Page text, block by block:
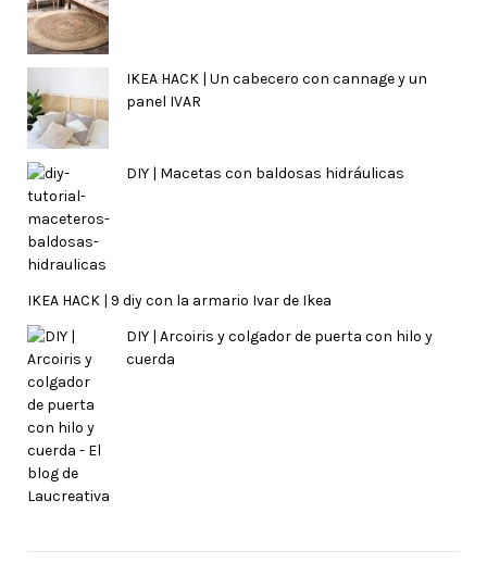
IKEA HACK | Un cabecero con cannage y un
panel IVAR
DIY | Macetas con baldosas hidráulicas
IKEA HACK | 9 diy con la armario Ivar de Ikea
DIY | Arcoiris y colgador de puerta con hilo y
cuerda